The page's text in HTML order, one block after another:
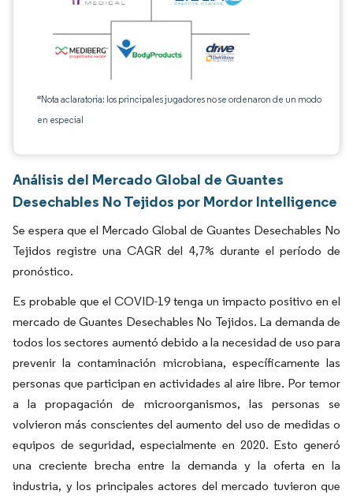
*Nota aclaratoria: los principales jugadores no se ordenaron de un modo
en especial
Análisis del Mercado Global de Guantes
Desechables No Tejidos por Mordor Intelligence
Se espera que el Mercado Global de Guantes Desechables No
Tejidos registre una CAGR del 4,7% durante el período de
pronóstico.
Es probable que el COVID-19 tenga un impacto positivo en el
mercado de Guantes Desechables No Tejidos. La demanda de
todos los sectores aumentó debido a la necesidad de uso para
prevenir la contaminación microbiana, específicamente las
personas que participan en actividades al aire libre. Por temor
a la propagación de microorganismos, las personas se
volvieron más conscientes del aumento del uso de medidas o
equipos de seguridad, especialmente en 2020. Esto generó
una creciente brecha entre la demanda y la oferta en la
industria, y los principales actores del mercado tuvieron que